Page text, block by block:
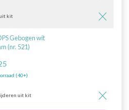
kit
Gebogen wit
(nr. 521)
(40+)
uit kit